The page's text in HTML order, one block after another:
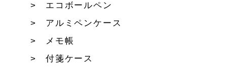
エコボールペン
アルミペンケース
メモ帳
付箋ケース